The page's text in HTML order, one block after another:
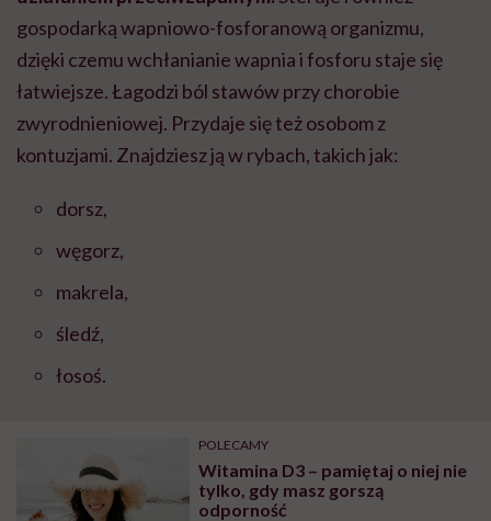
gospodarką wapniowo-fosforanową organizmu,
dzięki czemu wchłanianie wapnia i fosforu staje się
łatwiejsze. Łagodzi ból stawów przy chorobie
zwyrodnieniowej. Przydaje się też osobom z
kontuzjami. Znajdziesz ją w rybach, takich jak:
dorsz,
węgorz,
makrela,
śledź,
łosoś.
POLECAMY
Witamina D3 – pamiętaj o niej nie
tylko, gdy masz gorszą
odporność